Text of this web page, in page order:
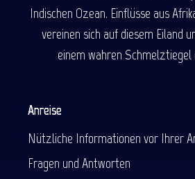
Indischen Ozean. Einflüsse aus
vereinen sich auf diesem Eiland
einem wahren Schmelztiegel
Anreise
Nützliche Informationen vor Ihrer
Fragen und Antworten